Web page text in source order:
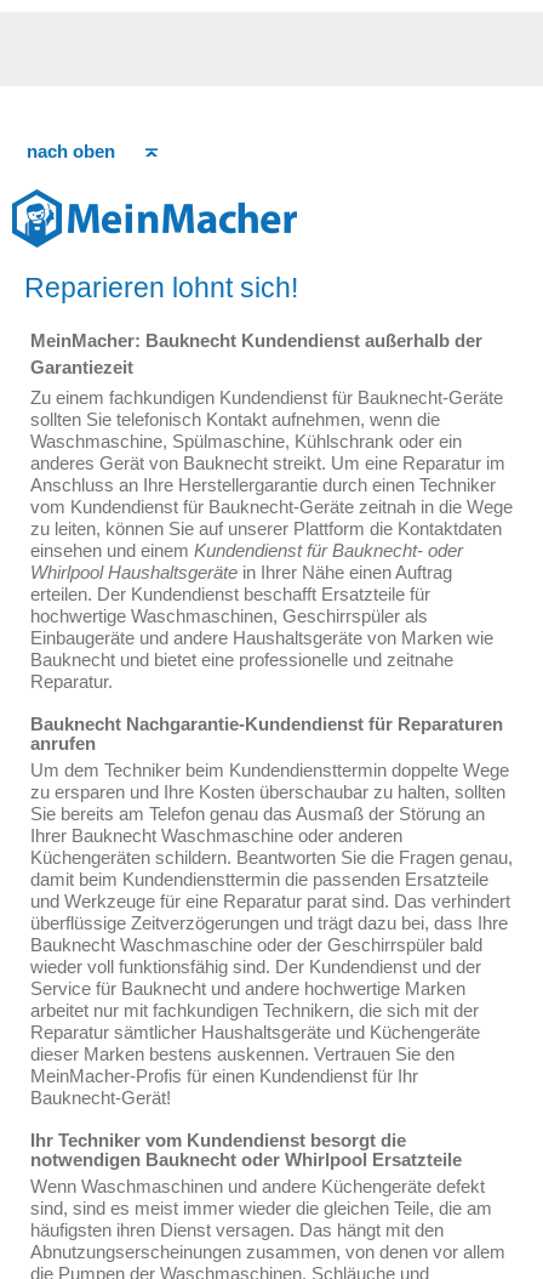
nach oben
Reparieren lohnt sich!
MeinMacher: Bauknecht Kundendienst außerhalb der
Garantiezeit
Zu einem fachkundigen Kundendienst für Bauknecht-Geräte
sollten Sie telefonisch Kontakt aufnehmen, wenn die
Waschmaschine, Spülmaschine, Kühlschrank oder ein
anderes Gerät von Bauknecht streikt. Um eine Reparatur im
Anschluss an Ihre Herstellergarantie durch einen Techniker
vom Kundendienst für Bauknecht-Geräte zeitnah in die Wege
zu leiten, können Sie auf unserer Plattform die Kontaktdaten
einsehen und einem Kundendienst für Bauknecht- oder
Whirlpool Haushaltsgeräte in Ihrer Nähe einen Auftrag
erteilen. Der Kundendienst beschafft Ersatzteile für
hochwertige Waschmaschinen, Geschirrspüler als
Einbaugeräte und andere Haushaltsgeräte von Marken wie
Bauknecht und bietet eine professionelle und zeitnahe
Reparatur.
Bauknecht Nachgarantie-Kundendienst für Reparaturen
anrufen
Um dem Techniker beim Kundendiensttermin doppelte Wege
zu ersparen und Ihre Kosten überschaubar zu halten, sollten
Sie bereits am Telefon genau das Ausmaß der Störung an
Ihrer Bauknecht Waschmaschine oder anderen
Küchengeräten schildern. Beantworten Sie die Fragen genau,
damit beim Kundendiensttermin die passenden Ersatzteile
und Werkzeuge für eine Reparatur parat sind. Das verhindert
überflüssige Zeitverzögerungen und trägt dazu bei, dass Ihre
Bauknecht Waschmaschine oder der Geschirrspüler bald
wieder voll funktionsfähig sind. Der Kundendienst und der
Service für Bauknecht und andere hochwertige Marken
arbeitet nur mit fachkundigen Technikern, die sich mit der
Reparatur sämtlicher Haushaltsgeräte und Küchengeräte
dieser Marken bestens auskennen. Vertrauen Sie den
MeinMacher-Profis für einen Kundendienst für Ihr
Bauknecht-Gerät!
Ihr Techniker vom Kundendienst besorgt die
notwendigen Bauknecht oder Whirlpool Ersatzteile
Wenn Waschmaschinen und andere Küchengeräte defekt
sind, sind es meist immer wieder die gleichen Teile, die am
häufigsten ihren Dienst versagen. Das hängt mit den
Abnutzungserscheinungen zusammen, von denen vor allem
die Pumpen der Waschmaschinen, Schläuche und